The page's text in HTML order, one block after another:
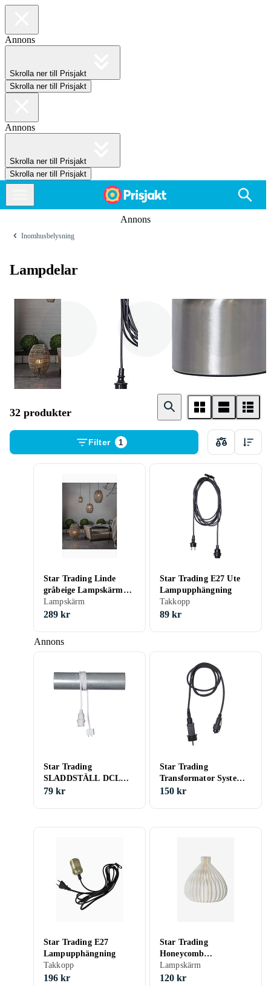
Annons
Skrolla ner till Prisjakt
Skrolla ner till Prisjakt
Annons
Skrolla ner till Prisjakt
Skrolla ner till Prisjakt
Annons
Inomhusbelysning
Lampdelar
Lampskärm
32 produkter
Filter 1
Annons
Star Trading Linde
gråbeige Lampskärm
(24x30cm)
Lampskärm
289 kr
Star Trading E27 Ute
Lampupphängning
Takkopp
89 kr
Star Trading
SLADDSTÄLL DCL
BASIC DCL
79 kr
Star Trading
Transformator System
24 24V IP44
150 kr
Star Trading E27
Lampupphängning
Takkopp
196 kr
Star Trading
Honeycomb
Lampskärm 28cm
Lampskärm
120 kr